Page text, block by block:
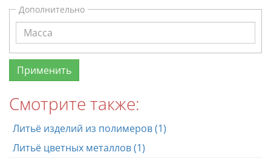
Дополнительно
Смотрите также:
Литьё изделий из полимеров (1)
Литьё цветных металлов (1)